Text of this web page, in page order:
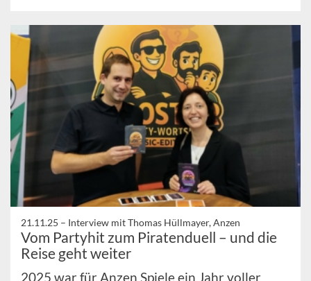
21.11.25 – Interview mit Thomas Hüllmayer, Anzen
Vom Partyhit zum Piratenduell – und die
Reise geht weiter
2025 war für Anzen Spiele ein Jahr voller